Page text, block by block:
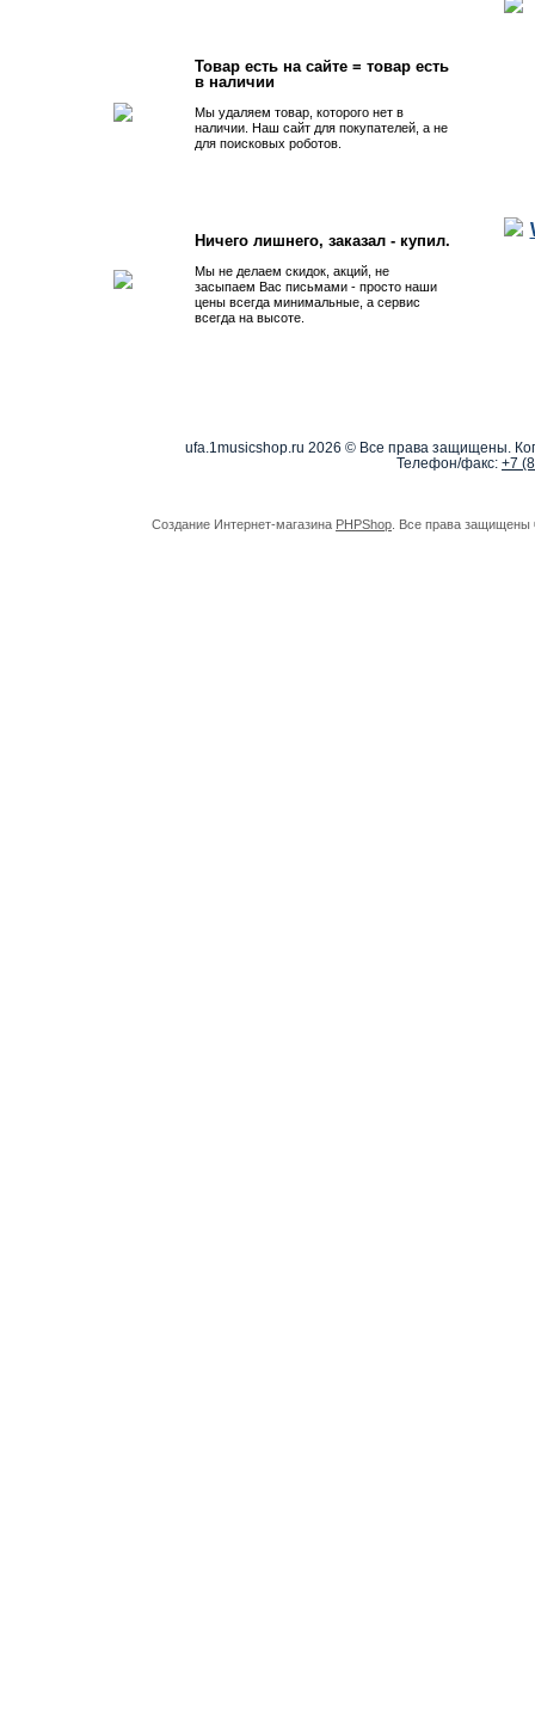
Товар есть на сайте = товар есть
в наличии
Мы удаляем товар, которого нет в
наличии. Наш сайт для покупателей, а не
для поисковых роботов.
Ничего лишнего, заказал - купил.
Мы не делаем скидок, акций, не
засыпаем Вас письмами - просто наши
цены всегда минимальные, а сервис
всегда на высоте.
ufa.1musicshop.ru 2026 © Все права защищены.
Телефон/факс: +7
Создание Интернет-магазина PHPShop . Все права защищены